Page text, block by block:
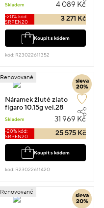
Skladem 4 089 Kč
-20% kód:
SRPEN20
3 271 Kč
Koupit s kódem
kód: R23022611352
sleva
20%
Renovované
Náramek žluté zlato
figaro 10.15g vel.28
Skladem 31 969 Kč
-20% kód:
SRPEN20
25 575 Kč
Koupit s kódem
kód: R23022611420
sleva
20%
Renovované